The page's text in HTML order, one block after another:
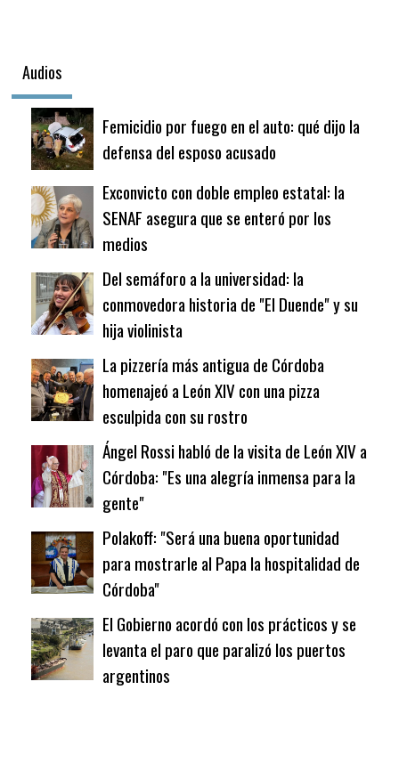
Audios
Femicidio por fuego en el auto: qué dijo la
defensa del esposo acusado
Exconvicto con doble empleo estatal: la
SENAF asegura que se enteró por los
medios
Del semáforo a la universidad: la
conmovedora historia de "El Duende" y su
hija violinista
La pizzería más antigua de Córdoba
homenajeó a León XIV con una pizza
esculpida con su rostro
Ángel Rossi habló de la visita de León XIV a
Córdoba: "Es una alegría inmensa para la
gente"
Polakoff: "Será una buena oportunidad
para mostrarle al Papa la hospitalidad de
Córdoba"
El Gobierno acordó con los prácticos y se
levanta el paro que paralizó los puertos
argentinos